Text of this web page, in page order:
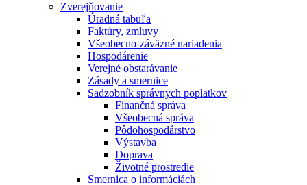
Zverejňovanie
Úradná tabuľa
Faktúry, zmluvy
Všeobecno-záväzné nariadenia
Hospodárenie
Verejné obstarávanie
Zásady a smernice
Sadzobník správnych poplatkov
Finančná správa
Všeobecná správa
Pôdohospodárstvo
Výstavba
Doprava
Životné prostredie
Smernica o informáciách